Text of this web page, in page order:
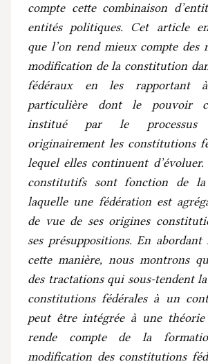
compte cette combinaison
entités politiques. Cet article
que l’on rend mieux compte des
modification de la constitution
fédéraux en les rapportant
particulière dont le pouvoir
institué par le
originairement les constitutions
lequel elles continuent d’évoluer.
constitutifs sont fonction de la
laquelle une fédération est
de vue de ses origines
ses présuppositions. En
cette manière, nous montrons
des tractations qui sous-tendent
constitutions fédérales à un
peut être intégrée à une théorie
rende compte de la
modification des constitutions